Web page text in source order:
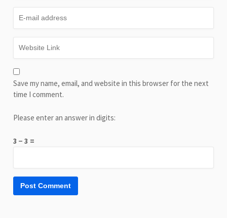
Save my name, email, and website in this browser for the next
time I comment.
Please enter an answer in digits:
3 − 3 =